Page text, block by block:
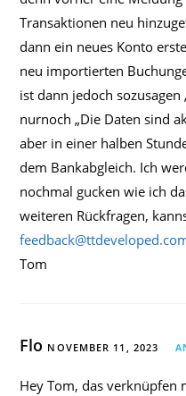
Transaktionen neu
dann ein neues Konto
neu importierten
ist dann jedoch sozusagen
nurnoch „Die Daten sind
aber in einer halben
dem Bankabgleich. Ich
nochmal gucken wie ich
weiteren Rückfragen,
Tom
Flo NOVEMBER 11, 2023
Hey Tom, das verknüpfen